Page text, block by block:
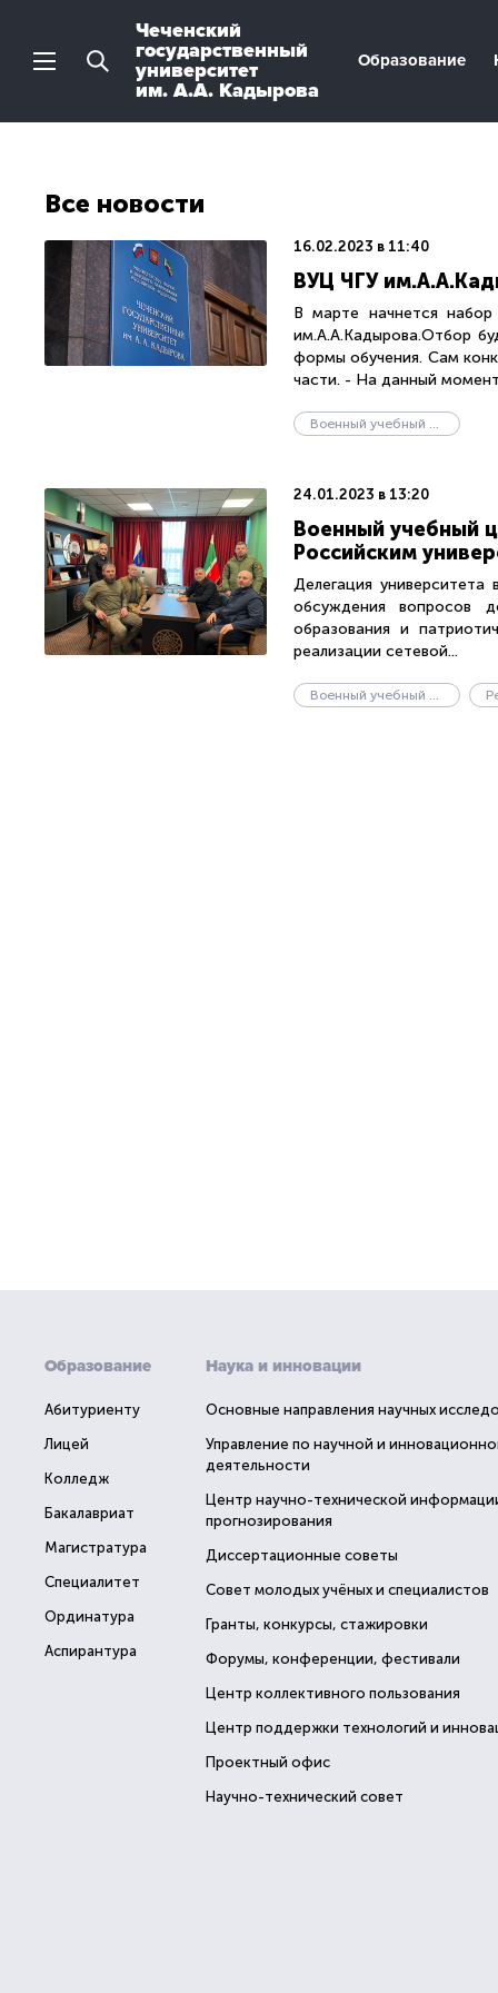
Чеченский
государственный
университет
им. А.А. Кадырова
Образование
Все новости
16.02.2023 в 11:40
ВУЦ ЧГУ
В марте начнется
им.А.А.Кадырова.Отбор
формы обучения. Сам
части. - На данный
Военный учебный центр
24.01.2023 в 13:20
Военный учебный
Российским
Делегация
обсуждения вопросов
образования и
реализации сетевой...
Военный учебный центр
Образование
Абитуриенту
Лицей
Колледж
Бакалавриат
Магистратура
Специалитет
Ординатура
Аспирантура
Наука и инновации
Основные направления научных
Управление по научной и
деятельности
Центр научно-технической
прогнозирования
Диссертационные советы
Совет молодых учёных и специалистов
Гранты, конкурсы, стажировки
Форумы, конференции, фестивали
Центр коллективного пользования
Центр поддержки технологий и
Проектный офис
Научно-технический совет